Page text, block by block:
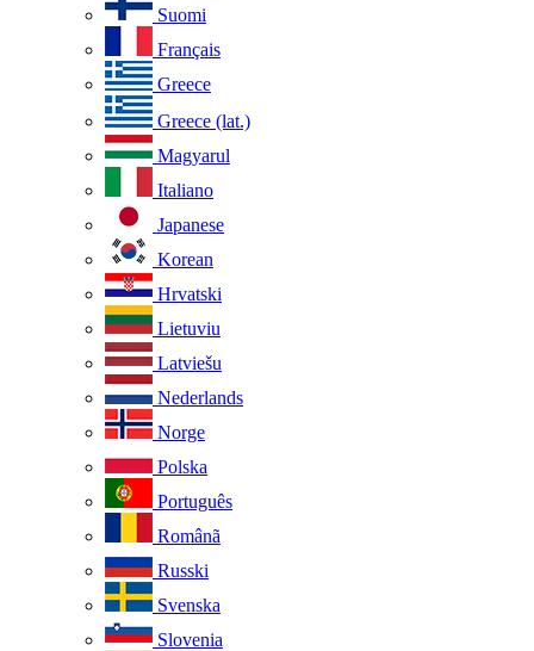
Suomi
Français
Greece
Greece (lat.)
Magyarul
Italiano
Japanese
Korean
Hrvatski
Lietuviu
Latviešu
Nederlands
Norge
Polska
Português
Românã
Russki
Svenska
Slovenia